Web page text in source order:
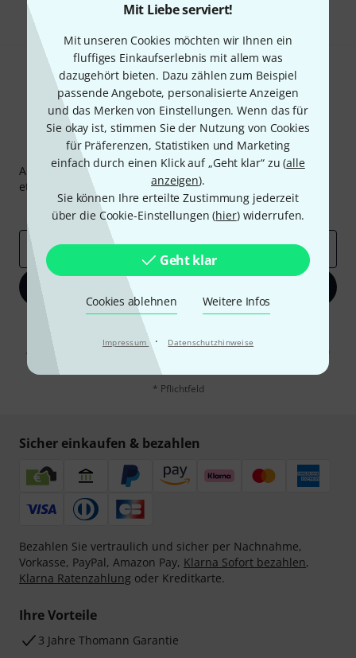
Mit Liebe serviert!
Mit unseren Cookies möchten wir Ihnen ein
fluffiges Einkaufserlebnis mit allem was
dazugehört bieten. Dazu zählen zum Beispiel
passende Angebote, personalisierte Anzeigen
und das Merken von Einstellungen. Wenn das für
Sie okay ist, stimmen Sie der Nutzung von Cookies
für Präferenzen, Statistiken und Marketing
einfach durch einen Klick auf „Geht klar“ zu (alle
anzeigen).
Sie können Ihre erteilte Zustimmung jederzeit
über die Cookie-Einstellungen (hier) widerrufen.
Geht klar
Cookies ablehnen Weitere Infos
Impressum · Datenschutzhinweise
Thomann Newsletter
Abonniere den Thomann Newsletter und gewinne mit
etwas Glück einen von
50 Gutscheinen
Inspirierende Beiträge
Deals Thomann Insights
E-Mail-Adresse*
Mit Klick auf „Jetzt anmelden“ stimmen Sie dem Erhalt von E-Mail-
Werbung und einer Messung des E-Mail-Nutzungsverhaltens zu. Die
Abmeldung ist jederzeit möglich. Weitere Informationen finden Sie in
Datenschutzhinweisen
* Pflichtfeld
Sicher einkaufen & bezahlen
Bezahlen Sie vertraulich und sicher per Nachnahme,
Vorkasse, PayPal, Amazon Pay, Klarna Sofort bezahlen,
Klarna Ratenzahlung oder Kreditkarte.
Ihre Vorteile
3 Jahre Thomann Garantie